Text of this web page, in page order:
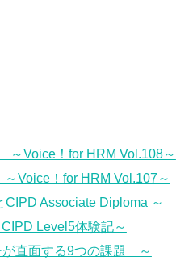
Voice！for HRM Vol.108～
Voice！for HRM Vol.107～
CIPD Associate Diploma ～
Level5体験記～
が直面する9つの課題 ～